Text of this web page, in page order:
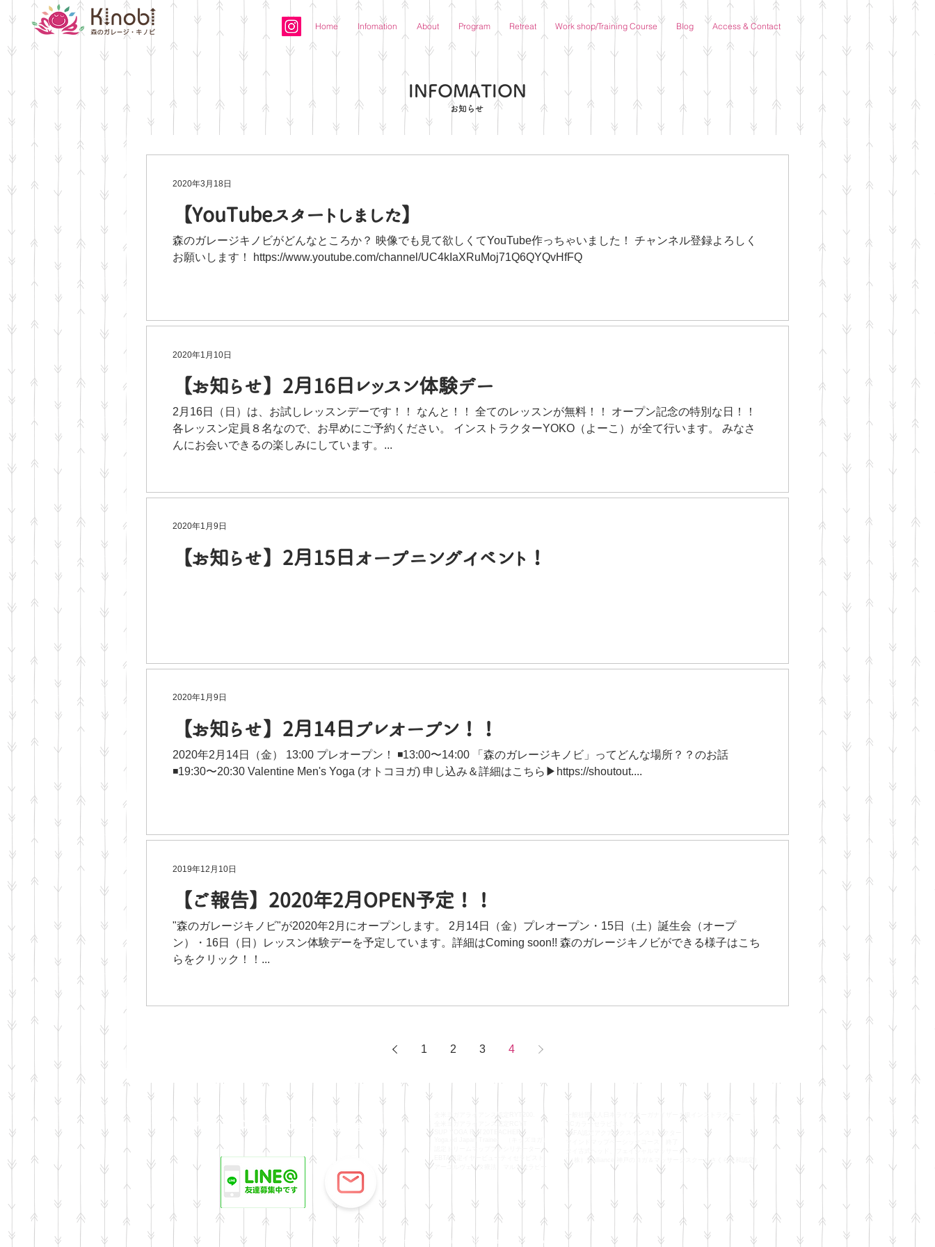
Home Infomation About Program Retreat Work shop/Training Course Blog Access & Contact
​INFOMATION
お知らせ
【YouTubeスタートしました】
森のガレージキノビがどんなところか？ 映像でも見て欲しくてYouTube作っちゃいました！ チャンネル登録よろしく
お願いします！ https://www.youtube.com/channel/UC4kIaXRuMoj71Q6QYQvHfFQ
2020年3月18日
【お知らせ】2月16日レッスン体験デー
2月16日（日）は、お試しレッスンデーです！！ なんと！！ 全てのレッスンが無料！！ オープン記念の特別な日！！
各レッスン定員８名なので、お早めにご予約ください。 インストラクターYOKO（よーこ）が全て行います。 みなさ
んにお会いできるの楽しみにしています。...
2020年1月10日
【お知らせ】2月15日オープニングイベント！
2020年1月9日
【お知らせ】2月14日プレオープン！！
2020年2月14日（金） 13:00 プレオープン！ ◾13:00〜14:00 「森のガレージキノビ」ってどんな場所？？のお話
◾19:30〜20:30 Valentine Men's Yoga (オトコヨガ) 申し込み＆詳細はこちら▶︎https://shoutout....
2020年1月9日
【ご報告】2020年2月OPEN予定！！
"森のガレージキノビ"が2020年2月にオープンします。 2月14日（金）プレオープン・15日（土）誕生会（オープ
ン）・16日（日）レッスン体験デーを予定しています。詳細はComing soon!! 森のガレージキノビができる様子はこち
らをクリック！！...
2019年12月10日
1 2 3 4
forestgaragekinobi
森のガレージキノビ
全米ヨガアライアンス認定RYT200.
全米ヨガアライアンス認定RCYT
SUP YOGA RYT20TEACHER
認定ドリームマップファシリテーター
EBTA認定イヤービューティセラピスト
アーユルヴェータ療法 マルマセラピー
一般社団法人日本ライフオーガナイザー１級インストラクター
JAFA認定アクアビクスインストラクター
タイ古式ヘッド、フェイシャルマッサージ
(（株）S-alliance 神戸のヨガ＆マッサージスクールさくら美和認定）
© 2017 by Forest garage kinobi. Proudly created with Wix.com